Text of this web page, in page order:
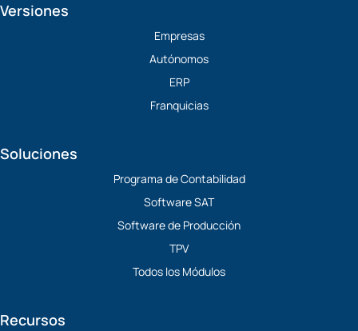
d
i
n
t
t
e
Versiones
Empresas
Autónomos
ERP
Franquicias
Soluciones
Programa de Contabilidad
Software SAT
Software de Producción
TPV
Todos los Módulos
Recursos